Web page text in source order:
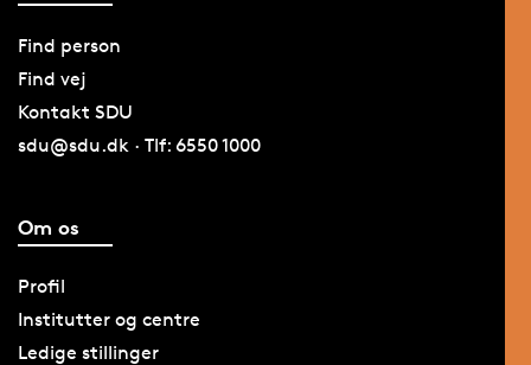
Find person
Find vej
Kontakt SDU
sdu@sdu.dk · Tlf: 6550 1000
Om os
Profil
Institutter og centre
Ledige stillinger